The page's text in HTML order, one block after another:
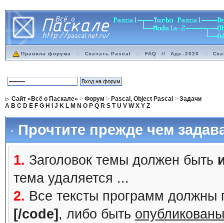
Правила форума :: Скачать Pascal :: FAQ // Ада–2020 ::
Сайт «Всё о Паскале» > Форум > Pascal, Object Pascal > Задачи
A B C D E F G H J K L M N O P Q R S T U V W X Y Z
Прочтите прежде чем
1. Заголовок темы должен быть
тема удаляется ...
2. Все тексты программ должны
[/code] , либо быть